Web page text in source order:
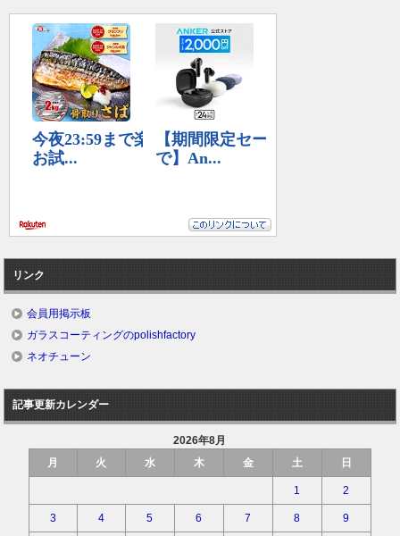
リンク
会員用掲示板
ガラスコーティングのpolishfactory
ネオチューン
記事更新カレンダー
2026年8月
月
火 水 木 金 土 日
1 2
3 4 5 6 7 8 9